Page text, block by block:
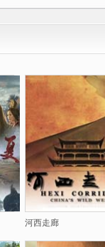
河西走廊